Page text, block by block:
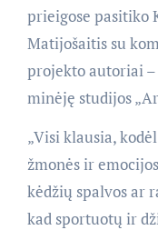
prieigose pasitiko
Matijošaitis su
projekto autoriai
minėję studijos
„Visi klausia,
žmonės ir
kėdžių spalvos ar
kad sportuotų ir